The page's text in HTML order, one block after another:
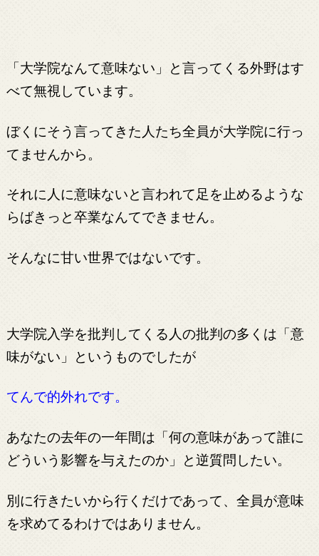
「大学院なんて意味ない」と言ってくる外野はす
べて無視しています。
ぼくにそう言ってきた人たち全員が大学院に行っ
てませんから。
それに人に意味ないと言われて足を止めるような
らばきっと卒業なんてできません。
そんなに甘い世界ではないです。
大学院入学を批判してくる人の批判の多くは「意
味がない」というものでしたが
てんで的外れです。
あなたの去年の一年間は「何の意味があって誰に
どういう影響を与えたのか」と逆質問したい。
別に行きたいから行くだけであって、全員が意味
を求めてるわけではありません。